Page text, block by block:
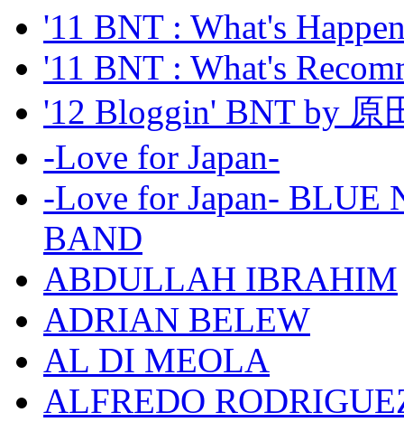
'11 BNT : What's
'11 BNT : What's
'12 Bloggin' BNT by 原
-Love for Japan-
-Love for Japan- BLUE
BAND
ABDULLAH IBRAHIM
ADRIAN BELEW
AL DI MEOLA
ALFREDO